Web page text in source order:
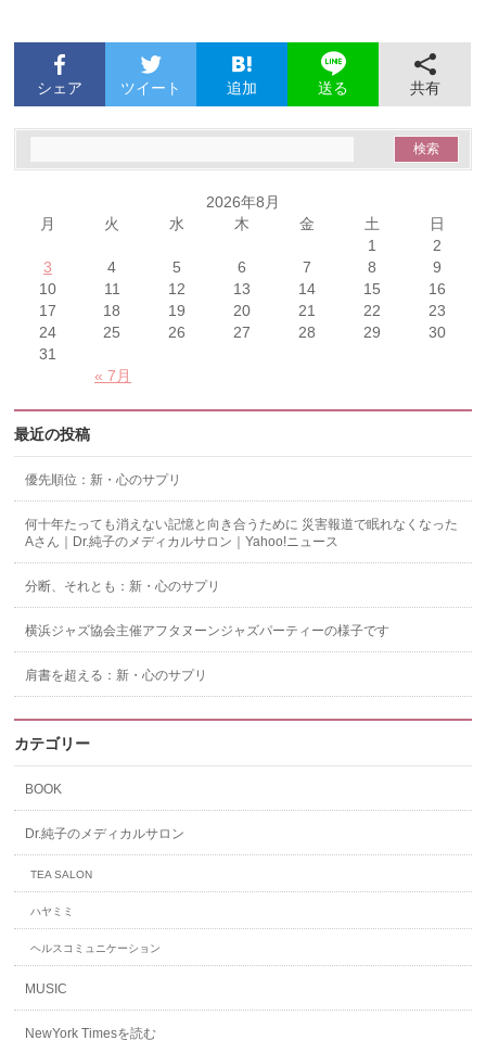
シェア ツイート 追加 送る 共有
2026年8月
月
火 水 木 金 土 日
« 7月
1
2
3
4 5 6 7 8
9
10
11 12 13 14 15
16
17
18 19 20 21 22
23
24
25 26 27 28 29
30
31
最近の投稿
優先順位：新・心のサプリ
何十年たっても消えない記憶と向き合うために 災害報道で眠れなくなった
Aさん｜Dr.純子のメディカルサロン｜Yahoo!ニュース
分断、それとも：新・心のサプリ
横浜ジャズ協会主催アフタヌーンジャズパーティーの様子です
肩書を超える：新・心のサプリ
カテゴリー
BOOK
Dr.純子のメディカルサロン
TEA SALON
ハヤミミ
ヘルスコミュニケーション
MUSIC
NewYork Timesを読む